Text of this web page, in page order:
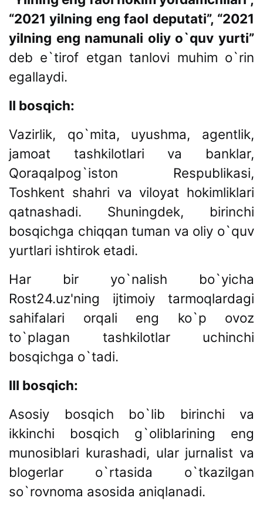
“2021 yilning eng faol deputati”, “2021
yilning eng namunali oliy o`quv yurti”
deb e`tirof etgan tanlovi muhim o`rin
egallaydi.
II bosqich:
Vazirlik, qo`mita, uyushma, agentlik,
jamoat tashkilotlari va banklar,
Qoraqalpog`iston Respublikasi,
Toshkent shahri va viloyat hokimliklari
qatnashadi. Shuningdek, birinchi
bosqichga chiqqan tuman va oliy o`quv
yurtlari ishtirok etadi.
Har bir yo`nalish bo`yicha
Rost24.uz'ning ijtimoiy tarmoqlardagi
sahifalari orqali eng ko`p ovoz
to`plagan tashkilotlar uchinchi
bosqichga o`tadi.
III bosqich:
Asosiy bosqich bo`lib birinchi va
ikkinchi bosqich g`oliblarining eng
munosiblari kurashadi, ular jurnalist va
blogerlar o`rtasida o`tkazilgan
so`rovnoma asosida aniqlanadi.